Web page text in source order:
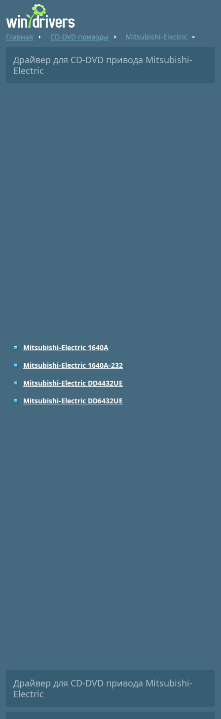
Главная CD-DVD приводы Mitsubishi-Electric
Драйвер для CD-DVD привода Mitsubishi-
Electric
Mitsubishi-Electric 1640A
Mitsubishi-Electric 1640A-232
Mitsubishi-Electric DD4432UE
Mitsubishi-Electric DD6432UE
Драйвер для CD-DVD привода Mitsubishi-
Electric